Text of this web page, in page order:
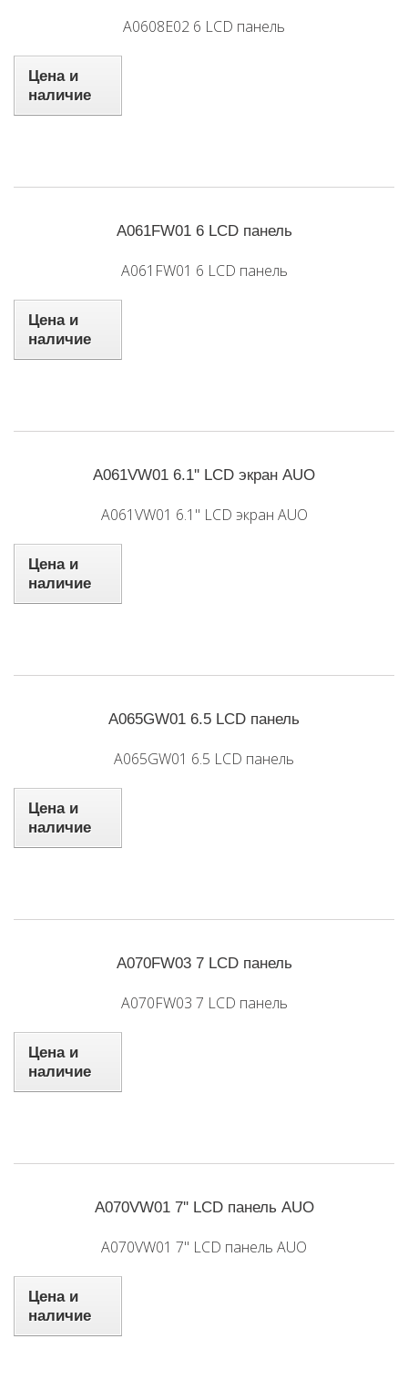
A0608E02 6 LCD панель
Цена и
наличие
A061FW01 6 LCD панель
A061FW01 6 LCD панель
Цена и
наличие
A061VW01 6.1'' LCD экран AUO
A061VW01 6.1'' LCD экран AUO
Цена и
наличие
A065GW01 6.5 LCD панель
A065GW01 6.5 LCD панель
Цена и
наличие
A070FW03 7 LCD панель
A070FW03 7 LCD панель
Цена и
наличие
A070VW01 7'' LCD панель AUO
A070VW01 7'' LCD панель AUO
Цена и
наличие